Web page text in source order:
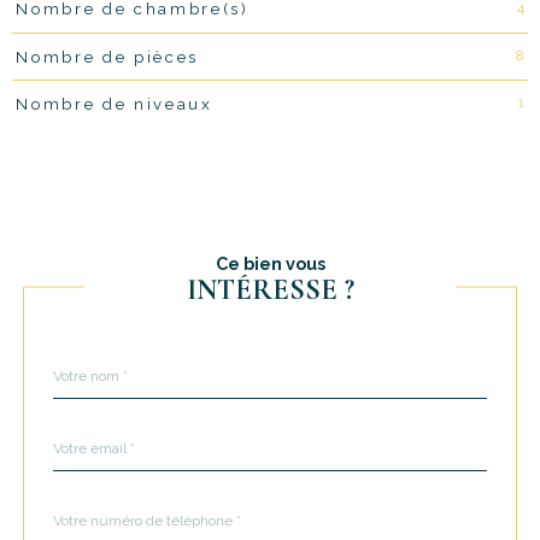
Nombre de chambre(s) 4
Nombre de pièces 8
Nombre de niveaux 1
Ce bien vous
INTÉRESSE ?
par
*
*
*